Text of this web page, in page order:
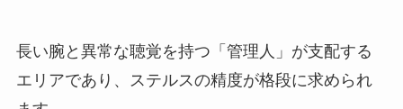
長い腕と異常な聴覚を持つ「管理人」が支配する
エリアであり、ステルスの精度が格段に求められ